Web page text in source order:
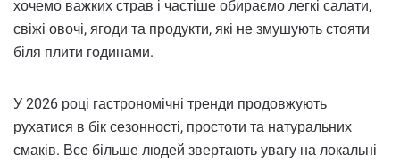
хочемо важких страв і частіше обираємо легкі салати,
свіжі овочі, ягоди та продукти, які не змушують стояти
біля плити годинами.
У 2026 році гастрономічні тренди продовжують
рухатися в бік сезонності, простоти та натуральних
смаків. Все більше людей звертають увагу на локальні